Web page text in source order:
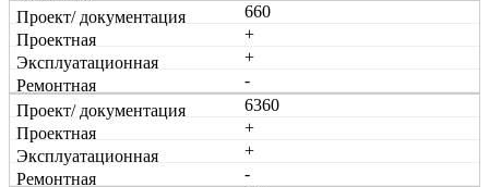
660
+
+
-
6360
+
+
-